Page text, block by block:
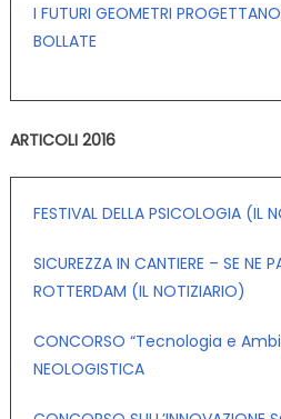
I FUTURI GEOMETRI
BOLLATE
ARTICOLI 2016
FESTIVAL DELLA PSICOLOGIA (IL
SICUREZZA IN CANTIERE – SE NE
ROTTERDAM (IL NOTIZIARIO)
CONCORSO “Tecnologia e
NEOLOGISTICA